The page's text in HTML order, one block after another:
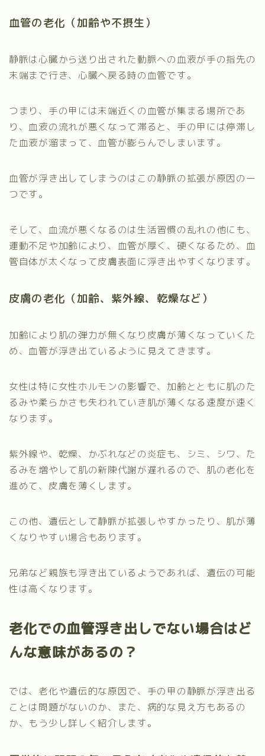
血管の老化（加齢や不摂生）
静脈は心臓から送り出された動脈への血液が手の指先の
末端まで行き、心臓へ戻る時の血管です。
つまり、手の甲には末端近くの血管が集まる場所であ
り、血液の流れが悪くなって滞ると、手の甲には停滞し
た血液が溜まって、血管が膨らんでしまいます。
血管が浮き出してしまうのはこの静脈の拡張が原因の一
つです。
そして、血流が悪くなるのは生活習慣の乱れの他にも、
運動不足や加齢により、血管が厚く、硬くなるため、血
管自体が太くなって皮膚表面に浮き出やすくなります。
皮膚の老化（加齢、紫外線、乾燥など）
加齢により肌の弾力が無くなり皮膚が薄くなっていくた
め、血管が浮き出ているように見えてきます。
女性は特に女性ホルモンの影響で、加齢とともに肌のた
るみや柔らかさも失われていき肌が薄くなる速度が速く
なります。
紫外線や、乾燥、かぶれなどの炎症も、シミ、シワ、た
るみを増やして肌の新陳代謝が遅れるので、肌の老化を
進めて、皮膚を薄くします。
この他、遺伝として静脈が拡張しやすかったり、肌が薄
くなりやすい場合もあります。
兄弟など親族も浮き出ているようであれば、遺伝の可能
性は高くなります。
老化での血管浮き出しでない場合はど
んな意味があるの？
では、老化や遺伝的な原因で、手の甲の静脈が浮き出る
ことは問題がないのか、また、病的な見え方もあるの
か、もう少し詳しく紹介します。